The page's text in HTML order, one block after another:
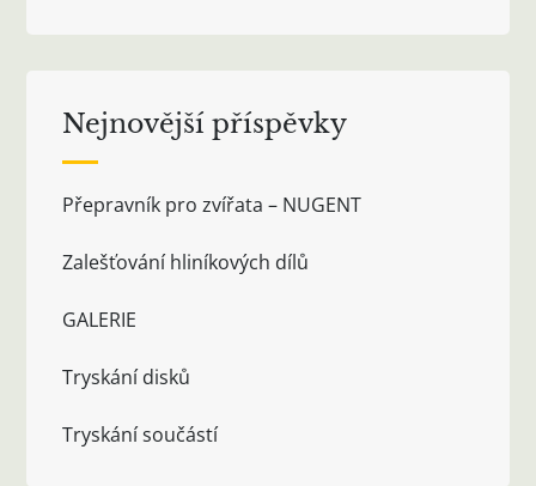
Nejnovější příspěvky
Přepravník pro zvířata – NUGENT
Zalešťování hliníkových dílů
GALERIE
Tryskání disků
Tryskání součástí